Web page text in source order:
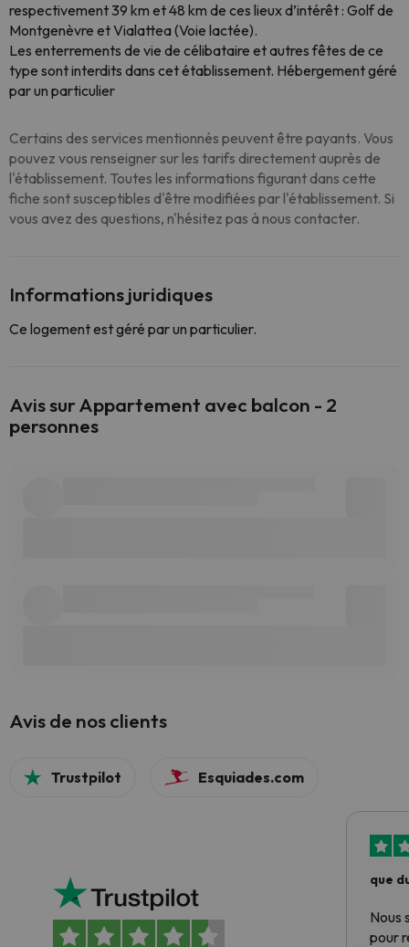
respectivement 39 km et 48 km de ces lieux d’intérêt : Golf de
Montgenèvre et Vialattea (Voie lactée).
Les enterrements de vie de célibataire et autres fêtes de ce
type sont interdits dans cet établissement. Hébergement géré
par un particulier
Certains des services mentionnés peuvent être payants. Vous
pouvez vous renseigner sur les tarifs directement auprès de
l'établissement. Toutes les informations figurant dans cette
fiche sont susceptibles d'être modifiées par l'établissement. Si
vous avez des questions, n'hésitez pas à nous contacter.
Informations juridiques
Ce logement est géré par un particulier.
Avis sur Appartement avec balcon - 2
personnes
Avis de nos clients
Trustpilot Esquiades.com
que
Nous
pour